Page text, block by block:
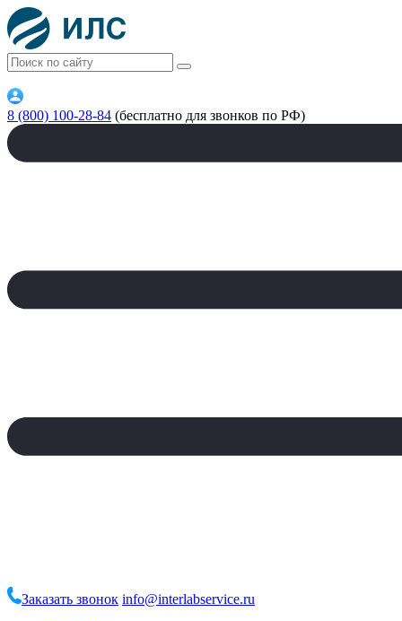
8 (800) 100-28-84 (бесплатно для звонков по РФ)
Заказать звонок info@interlabservice.ru